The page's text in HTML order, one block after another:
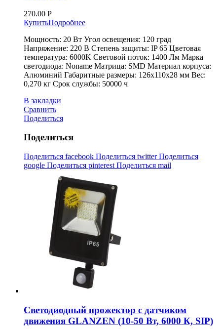
270.00 Р
КупитьПодробнее
Мощность: 20 Вт Угол освещения: 120 град
Напряжение: 220 В Степень защиты: IP 65 Цветовая
температура: 6000K Световой поток: 1400 Лм Марка
светодиода: Noname Матрица: SMD Материал корпуса:
Алюминий Габаритные размеры: 126х110х28 мм Вес:
0,270 кг Срок службы: 50000 ч
В закладки
Сравнить
Поделиться
Поделиться
Поделиться facebook Поделиться twitterПоделиться
google Поделиться pinterest Поделиться mail
Светодиодный прожектор c датчиком
движения GLANZEN (10-50 Вт, 6000 К, SIP)